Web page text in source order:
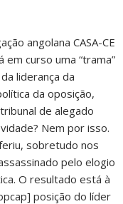
angolana CASA-CE
curso uma “trama”
liderança da
da oposição,
de alegado
Nem por isso.
sobretudo nos
pelo elogio
O resultado está à
posição do líder